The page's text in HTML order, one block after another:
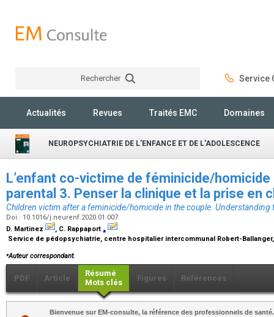
Rechercher Service
Actualités Revues Traités EMC Domaines
NEUROPSYCHIATRIE DE L'ENFANCE ET DE L'ADOLESCENCE
L’enfant co-victime de féminicide/homicide
parental 3. Penser la clinique et la prise en
Children victim after a feminicide/homicide in the couple.
Doi : 10.1016/j.neurenf.2020.01.007
D. Martinez
, C. Rappaport ⁎
Service de pédopsychiatrie, centre hospitalier intercommunal Robert-
⁎Auteur correspondant.
PDF Article
Résumé
Mots clés
Figures Références
Bienvenue sur EM-consulte, la référence des professionnels de santé.